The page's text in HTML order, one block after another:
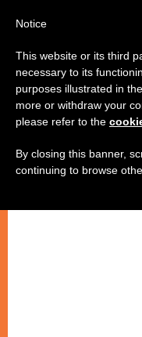
Notice
This website or its third
necessary to its
purposes illustrated in
more or withdraw your
please refer to the
By closing this banner,
continuing to browse